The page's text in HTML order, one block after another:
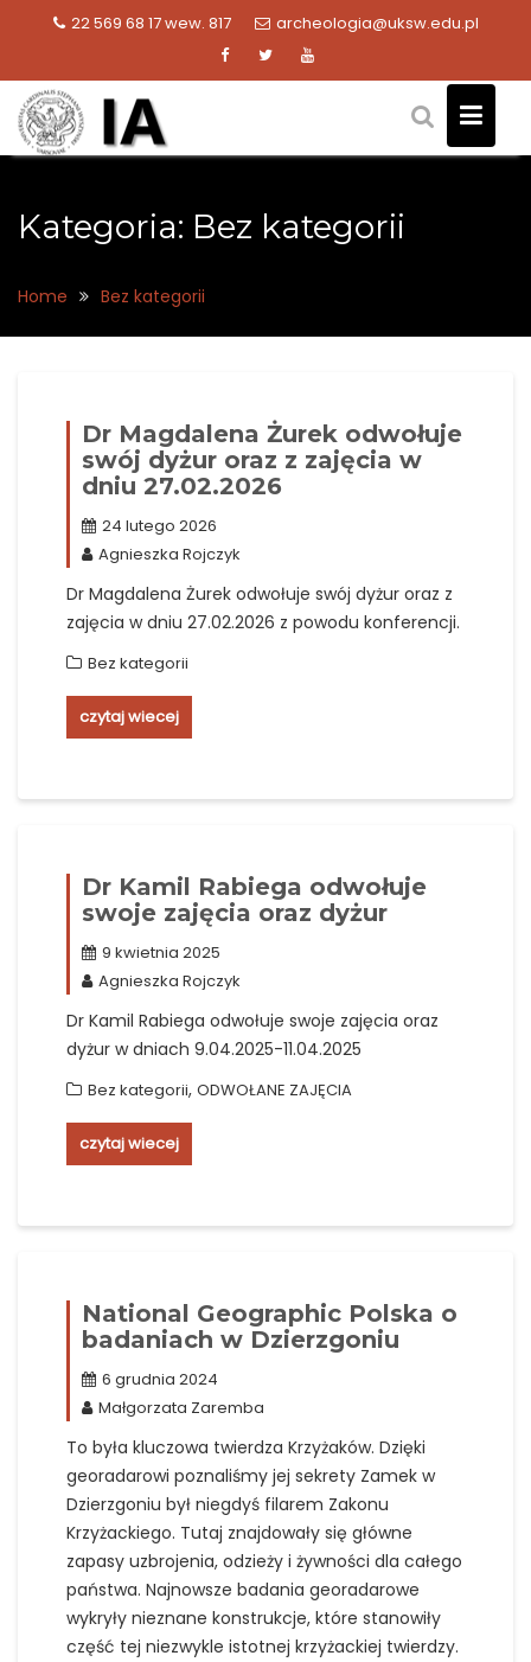
22 569 68 17 wew. 817 archeologia@uksw.edu.pl
Kategoria: Bez kategorii
Home Bez kategorii
Dr Magdalena Żurek odwołuje
swój dyżur oraz z zajęcia w
dniu 27.02.2026
24 lutego 2026
Agnieszka Rojczyk
Dr Magdalena Żurek odwołuje swój dyżur oraz z
zajęcia w dniu 27.02.2026 z powodu konferencji.
Bez kategorii
czytaj wiecej
Dr Kamil Rabiega odwołuje
swoje zajęcia oraz dyżur
9 kwietnia 2025
Agnieszka Rojczyk
Dr Kamil Rabiega odwołuje swoje zajęcia oraz
dyżur w dniach 9.04.2025-11.04.2025
Bez kategorii, ODWOŁANE ZAJĘCIA
czytaj wiecej
National Geographic Polska o
badaniach w Dzierzgoniu
6 grudnia 2024
Małgorzata Zaremba
To była kluczowa twierdza Krzyżaków. Dzięki
georadarowi poznaliśmy jej sekrety Zamek w
Dzierzgoniu był niegdyś filarem Zakonu
Krzyżackiego. Tutaj znajdowały się główne
zapasy uzbrojenia, odzieży i żywności dla całego
państwa. Najnowsze badania georadarowe
wykryły nieznane konstrukcje, które stanowiły
część tej niezwykle istotnej krzyżackiej twierdzy.